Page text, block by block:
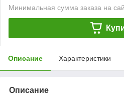
Минимальная сумма заказа на
Описание Характеристики
Описание